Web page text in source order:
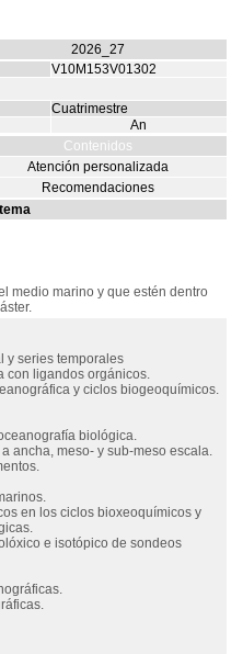
2026_27
V10M153V01302
Cuatrimestre
An
Contenidos
Atención personalizada
Recomendaciones
medio marino y que estén dentro
y series temporales
con ligandos orgánicos.
y ciclos biogeoquímicos.
biológica.
ancha, meso- y sub-meso escala.
en los ciclos bioxeoquímicos y
e isotópico de sondeos